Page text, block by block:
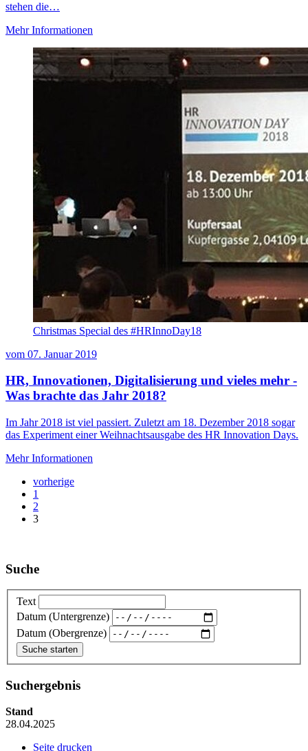
stehen die…
Mehr Informationen
Christmas Special des #HRInnoDay18
vom 07. Januar 2019
HR, Innovationen, Digitalisierung und vieles mehr -
Was brachte das Jahr 2018?
Im Jahr 2018 ist viel passiert. Zuletzt am 18. Dezember 2018 sogar
das Experiment einer Weihnachtsausgabe des HR Innovation Days.
Mehr Informationen
vorherige
1
2
3
Suche
Text
Datum (Untergrenze)
Datum (Obergrenze)
Suchergebnis
Stand
28.04.2025
Seite drucken